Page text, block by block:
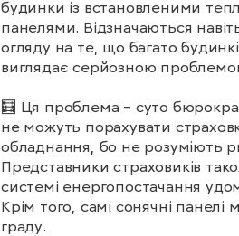
будинки із встановленими
панелями. Відзначаються
огляду на те, що багато
виглядає серйозною
🧮 Ця проблема – суто
не можуть порахувати
обладнання, бо не розуміють
Представники страховиків
системі енергопостачання
Крім того, самі сонячні
граду.